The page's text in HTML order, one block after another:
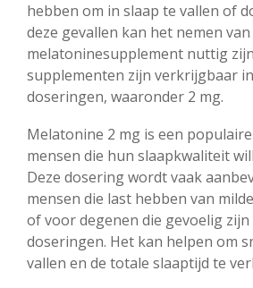
hebben om in slaap te vallen of
deze gevallen kan het nemen van
melatoninesupplement nuttig
supplementen zijn verkrijgbaar
doseringen, waaronder 2 mg.
Melatonine 2 mg is een
mensen die hun slaapkwaliteit
Deze dosering wordt vaak
mensen die last hebben van
of voor degenen die gevoelig
doseringen. Het kan helpen om
vallen en de totale slaaptijd te